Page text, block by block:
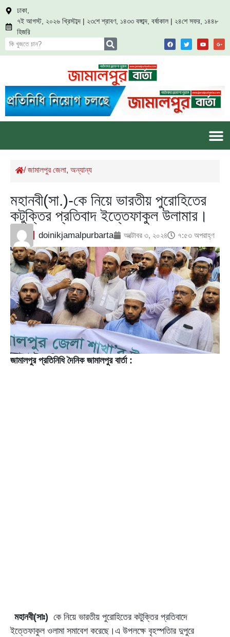
ঢাকা,
৭ই আগস্ট, ২০২৬ খ্রিস্টাব্দ | ২৩শে শ্রাবণ, ১৪৩৩ বঙ্গাব্দ, বর্ষাকাল | ২৪শে সফর, ১৪৪৮
হিজরি
/জামালপুর জেলা, অন্যান্য
মহানবী(সা.)-কে নিয়ে ভারতীয় পুরোহিতের
কটুক্তির প্রতিবাদ ইত্তেফাকুল উলামার।
doinikjamalpurbarta অক্টোবর ৩, ২০২৪ ৭:৫৩ অপরাহ্ণ
জামালপুর প্রতিনিধি দৈনিক জামালপুর বার্তা :
মহানবী(সাঃ) কে নিয়ে ভারতীয় পুরোহিতের কটুক্তির প্রতিবাদে
ইত্তেফাকুল ওলামা সমাবেশ করেছে।এ উপলক্ষে বৃহস্পতিার দুপুরে